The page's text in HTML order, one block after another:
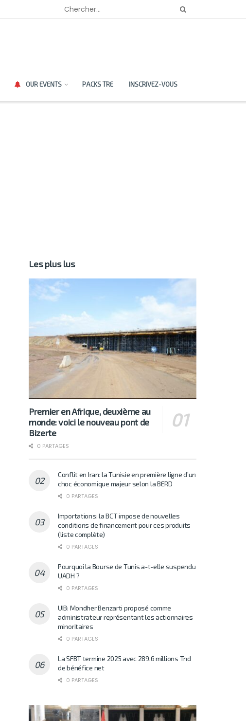
OUR EVENTS PACKS TRE INSCRIVEZ-VOUS
Les plus lus
Premier en Afrique, deuxième au
monde: voici le nouveau pont de
Bizerte
0 PARTAGES
Conflit en Iran: la Tunisie en première ligne d’un
choc économique majeur selon la BERD
0 PARTAGES
Importations: la BCT impose de nouvelles
conditions de financement pour ces produits
(liste complète)
0 PARTAGES
Pourquoi la Bourse de Tunis a-t-elle suspendu
UADH ?
0 PARTAGES
UIB: Mondher Benzarti proposé comme
administrateur représentant les actionnaires
minoritaires
0 PARTAGES
La SFBT termine 2025 avec 289,6 millions Tnd
de bénéfice net
0 PARTAGES